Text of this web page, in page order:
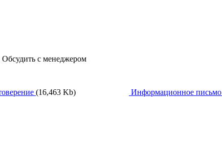
с менеджером
(16,463 Kb) Информационное письмо